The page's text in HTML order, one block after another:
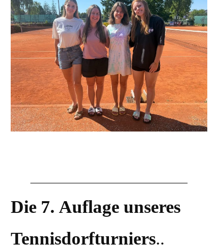
Die 7. Auflage unseres
Tennisdorfturniers..